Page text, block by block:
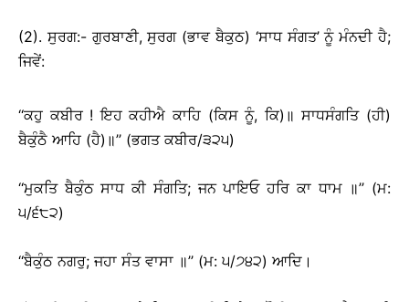
(2). ਸੁਰਗ:- ਗੁਰਬਾਣੀ, ਸੁਰਗ (ਭਾਵ ਬੈਕੁਠ) ‘ਸਾਧ ਸੰਗਤ’ ਨੂੰ ਮੰਨਦੀ ਹੈ;
ਜਿਵੇਂ:
‘‘ਕਹੁ ਕਬੀਰ ! ਇਹ ਕਹੀਐ ਕਾਹਿ (ਕਿਸ ਨੂੰ, ਕਿ)॥ ਸਾਧਸੰਗਤਿ (ਹੀ)
ਬੈਕੁੰਠੈ ਆਹਿ (ਹੈ)॥’’ (ਭਗਤ ਕਬੀਰ/੩੨੫)
‘‘ਮੁਕਤਿ ਬੈਕੁੰਠ ਸਾਧ ਕੀ ਸੰਗਤਿ; ਜਨ ਪਾਇਓ ਹਰਿ ਕਾ ਧਾਮ ॥’’ (ਮ:
੫/੬੮੨)
‘‘ਬੈਕੁੰਠ ਨਗਰੁ; ਜਹਾ ਸੰਤ ਵਾਸਾ ॥’’ (ਮ: ੫/੭੪੨) ਆਦਿ।